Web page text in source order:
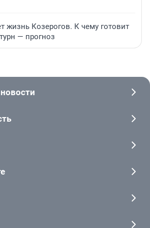
жизнь Козерогов. К чему готовит
— прогноз